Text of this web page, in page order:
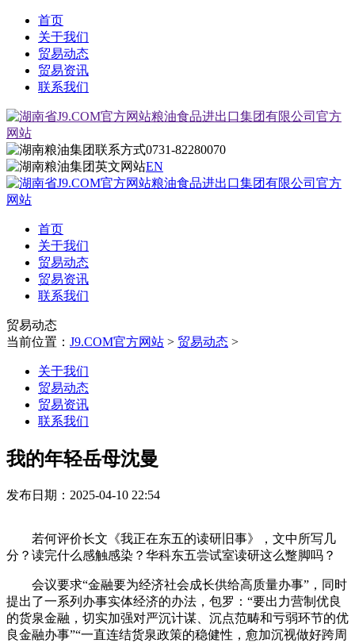
首页
关于我们
贸易动态
贸易资讯
联系我们
0731-82280070
EN
首页
关于我们
贸易动态
贸易资讯
联系我们
贸易动态
当前位置： J9.COM官方网站 > 贸易动态 >
关于我们
贸易动态
贸易资讯
联系我们
我的年轻岳母沈曼
发布日期：2025-04-10 22:54
若何评价长文《我正在东五的读研旧事》，文中所写几
分？读完什么感触感染？华科东五尝试室读研这么蹩脚吗？
会议要求“金融要为经济社会成长供给高质量办事”，同时
提出了一系列办事实体经济的办法，包罗：“要出力营制优良
的货泉金融，切实加强对严沉计谋、沉点范畴和亏弱环节的优
良金融办事”“一直连结货泉政策的稳健性，愈加沉视做好跨周